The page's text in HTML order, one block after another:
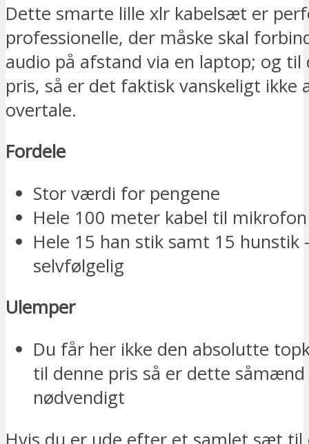
Dette smarte lille xlr kabelsæt er
professionelle, der måske skal
audio på afstand via en laptop; og til
pris, så er det faktisk vanskeligt ikke
overtale.
Fordele
Stor værdi for pengene
Hele 100 meter kabel til mikrofon
Hele 15 han stik samt 15 hunstik
selvfølgelig
Ulemper
Du får her ikke den absolutte
til denne pris så er dette såmænd
nødvendigt